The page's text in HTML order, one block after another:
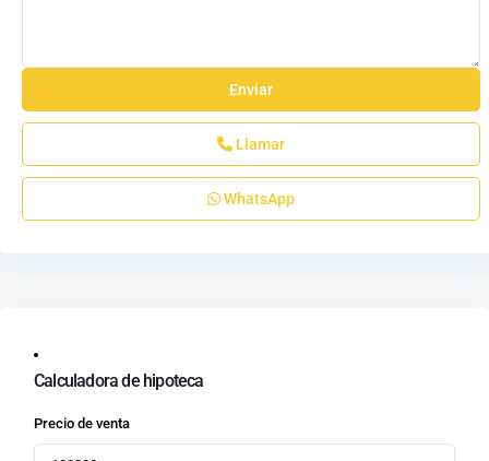
Llamar
WhatsApp
Calculadora de hipoteca
Precio de venta